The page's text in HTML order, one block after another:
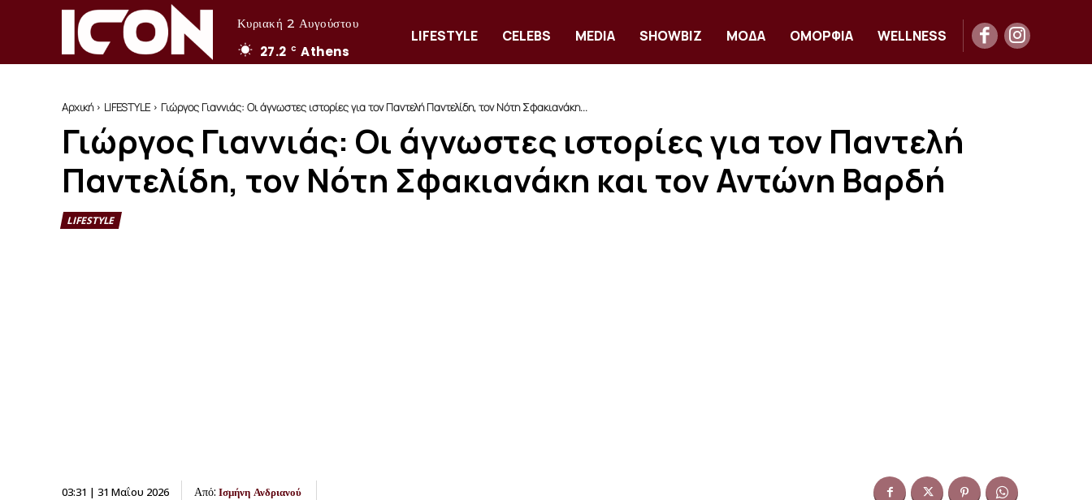
Κυριακή 2 Αυγούστου
27.2 C Athens
LIFESTYLE CELEBS MEDIA SHOWBIZ ΜΟΔΑ ΟΜΟΡΦΙΑ WELLNESS
Αρχική LIFESTYLE Γιώργος Γιαννιάς: Οι άγνωστες ιστορίες για τον Παντελή Παντελίδη, τον Νότη Σφακιανάκη...
Γιώργος Γιαννιάς: Οι άγνωστες ιστορίες για τον Παντελή
Παντελίδη, τον Νότη Σφακιανάκη και τον Αντώνη Βαρδή
LIFESTYLE
03:31 | 31 Μαΐου 2026 Από: Ισμήνη Ανδριανού